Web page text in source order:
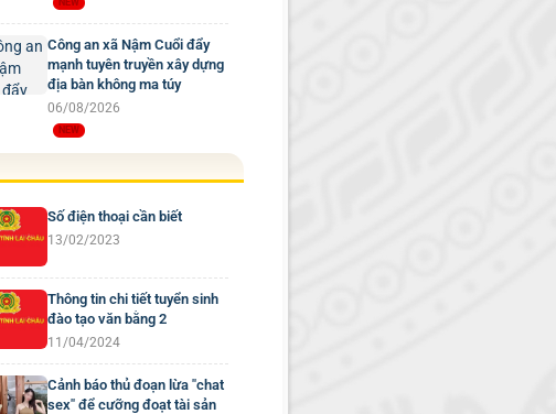
Công an xã Nậm Cuổi đẩy
mạnh tuyên truyền xây dựng
địa bàn không ma túy
06/08/2026
Số điện thoại cần biết
13/02/2023
Thông tin chi tiết tuyển sinh
đào tạo văn bằng 2
11/04/2024
Cảnh báo thủ đoạn lừa "chat
sex" để cưỡng đoạt tài sản